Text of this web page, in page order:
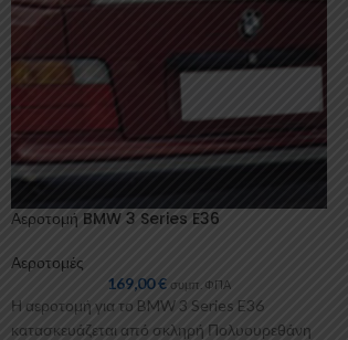
Αεροτομή BMW 3 Series E36
Αεροτομές
169,00€ συμπ. ΦΠΑ
Η αεροτομή για το BMW 3 Series E36
κατασκευάζεται από σκληρή Πολυουρεθάνη